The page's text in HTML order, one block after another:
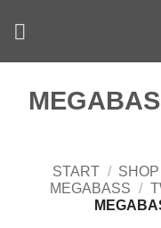
START / SHOP
MEGABASS /